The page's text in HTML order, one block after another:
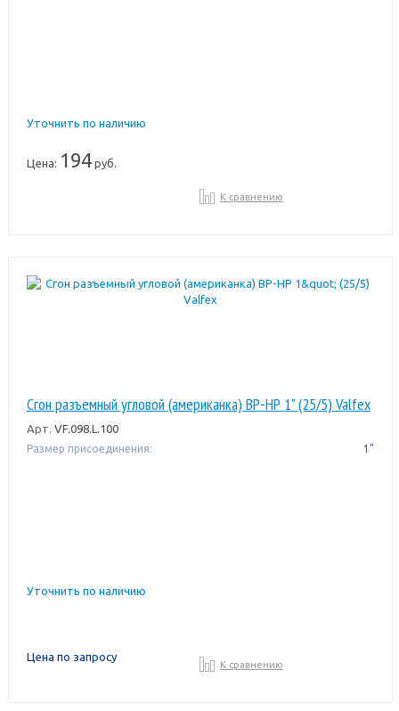
Уточнить по наличию
Цена: 194руб.
К сравнению
Сгон разъемный угловой (американка) ВР-НР 1" (25/5) Valfex
Арт. VF.098.L.100
Размер присоединения: 1"
Уточнить по наличию
Цена по запросу
К сравнению